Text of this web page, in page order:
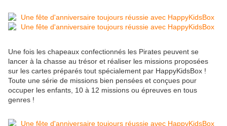
Une fois les chapeaux confectionnés les Pirates peuvent se
lancer à la chasse au trésor et réaliser les missions proposées
sur les cartes préparés tout spécialement par HappyKidsBox !
Toute une série de missions bien pensées et conçues pour
occuper les enfants, 10 à 12 missions ou épreuves en tous
genres !